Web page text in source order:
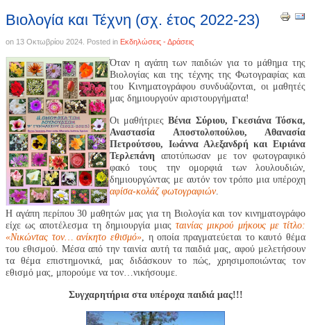
Βιολογία και Τέχνη (σχ. έτος 2022-23)
on 13 Οκτωβρίου 2024 . Posted in Εκδηλώσεις - Δράσεις
Όταν η αγάπη των παιδιών για το μάθημα της
Βιολογίας και της τέχνης της Φωτογραφίας και
του Κινηματογράφου συνδυάζονται, οι μαθητές
μας δημιουργούν αριστουργήματα!
Οι μαθήτριεςΒένια Σύριου, Γκεσιάνα Τόσκα,
Αναστασία Αποστολοπούλου, Αθανασία
Πετρούτσου, Ιωάννα Αλεξανδρή και Ειριάνα
Τερλεπάνηαποτύπωσαν με τον φωτογραφικό
φακό τους την ομορφιά των λουλουδιών,
δημιουργώντας με αυτόν τον τρόπο μια υπέροχη
αφίσα-κολάζ φωτογραφιών.
Η αγάπη περίπου 30 μαθητών μας για τη Βιολογία και τον κινηματογράφο
είχε ως αποτέλεσμα τη δημιουργία μιαςταινίας μικρού μήκους με τίτλο:
«Νικώντας τον… ανίκητο εθισμό», η οποία πραγματεύεται το καυτό θέμα
του εθισμού. Μέσα από την ταινία αυτή τα παιδιά μας, αφού μελετήσουν
τα θέμα επιστημονικά, μας διδάσκουν το πώς, χρησιμοποιώντας τον
εθισμό μας, μπορούμε να τον…νικήσουμε.
Συγχαρητήρια στα υπέροχα παιδιά μας!!!